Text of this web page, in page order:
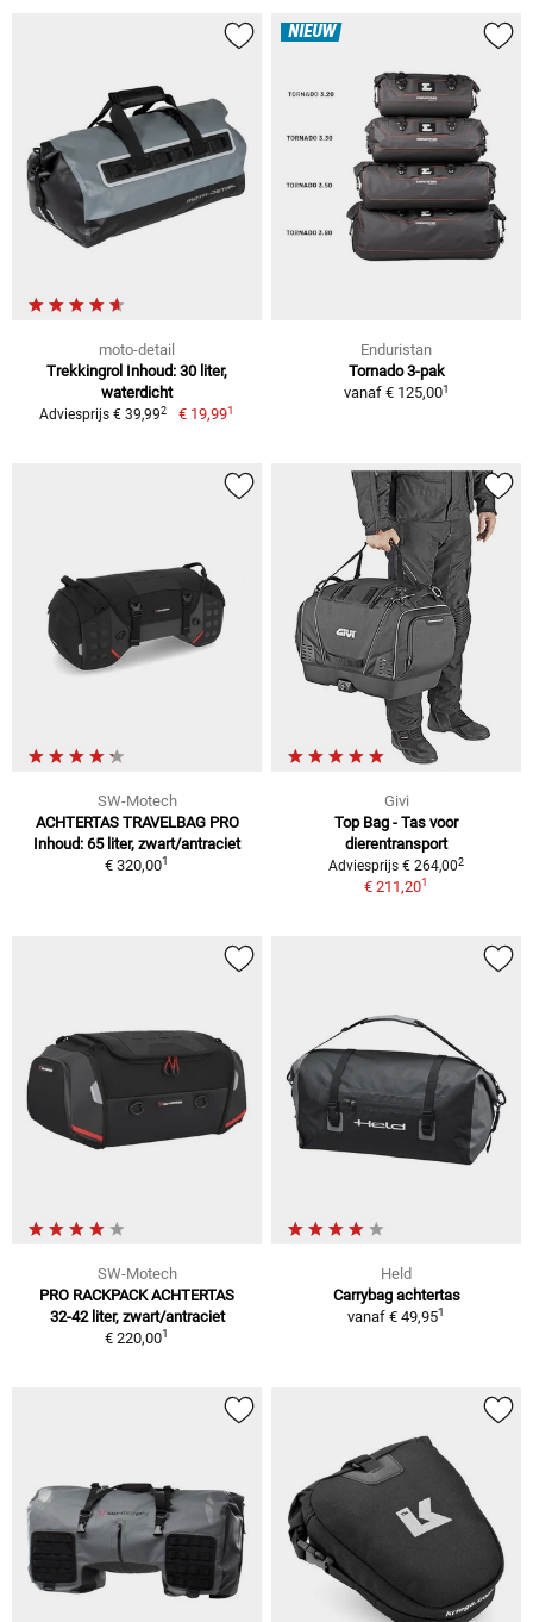
moto-detail
Trekkingrol Inhoud: 30 liter,
waterdicht
Adviesprijs € 39,992 € 19,991
NIEUW
Enduristan
Tornado 3-pak
vanaf € 125,001
SW-Motech
ACHTERTAS TRAVELBAG PRO
Inhoud: 65 liter, zwart/antraciet
€ 320,001
Givi
Top Bag - Tas voor
dierentransport
Adviesprijs € 264,002
€ 211,201
SW-Motech
PRO RACKPACK ACHTERTAS
32-42 liter, zwart/antraciet
€ 220,001
Held
Carrybag achtertas
vanaf € 49,951